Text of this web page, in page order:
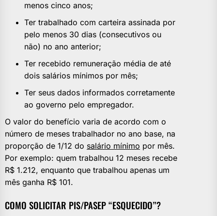
menos cinco anos;
Ter trabalhado com carteira assinada por
pelo menos 30 dias (consecutivos ou
não) no ano anterior;
Ter recebido remuneração média de até
dois salários mínimos por mês;
Ter seus dados informados corretamente
ao governo pelo empregador.
O valor do benefício varia de acordo com o
número de meses trabalhador no ano base, na
proporção de 1/12 do salário mínimo por mês.
Por exemplo: quem trabalhou 12 meses recebe
R$ 1.212, enquanto que trabalhou apenas um
mês ganha R$ 101.
COMO SOLICITAR PIS/PASEP “ESQUECIDO”?